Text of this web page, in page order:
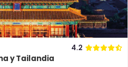
4.2
y Tailandia